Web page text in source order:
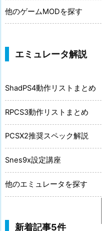
他のゲームMODを探す
エミュレータ解説
ShadPS4動作リストまとめ
RPCS3動作リストまとめ
PCSX2推奨スペック解説
Snes9x設定講座
他のエミュレータを探す
新着記事5件